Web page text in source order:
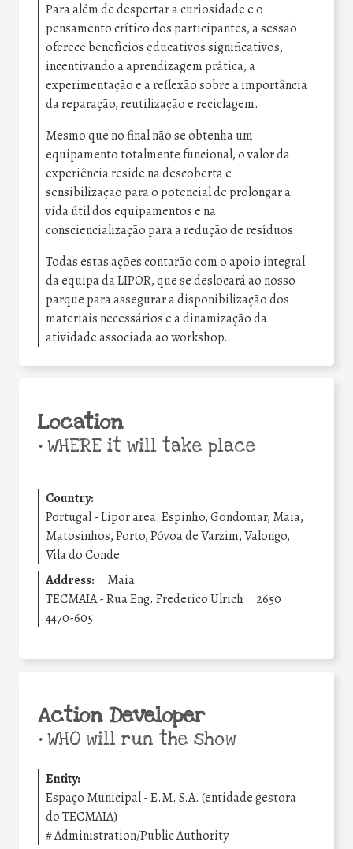
Para além de despertar a curiosidade e o
pensamento crítico dos participantes, a sessão
oferece benefícios educativos significativos,
incentivando a aprendizagem prática, a
experimentação e a reflexão sobre a importância
da reparação, reutilização e reciclagem.
Mesmo que no final não se obtenha um
equipamento totalmente funcional, o valor da
experiência reside na descoberta e
sensibilização para o potencial de prolongar a
vida útil dos equipamentos e na
consciencialização para a redução de resíduos.
Todas estas ações contarão com o apoio integral
da equipa da LIPOR, que se deslocará ao nosso
parque para assegurar a disponibilização dos
materiais necessários e a dinamização da
atividade associada ao workshop.
Location
•WHERE it will take place
Country:
Portugal - Lipor area: Espinho, Gondomar, Maia,
Matosinhos, Porto, Póvoa de Varzim, Valongo,
Vila do Conde
Address:
Maia
TECMAIA - Rua Eng. Frederico Ulrich
2650
4470-605
Action Developer
•WHO will run the show
Entity:
Espaço Municipal - E.M. S.A. (entidade gestora
do TECMAIA)
#Administration/Public Authority